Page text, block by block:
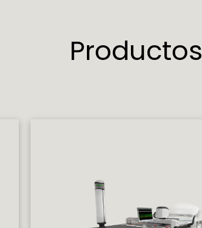
Productos